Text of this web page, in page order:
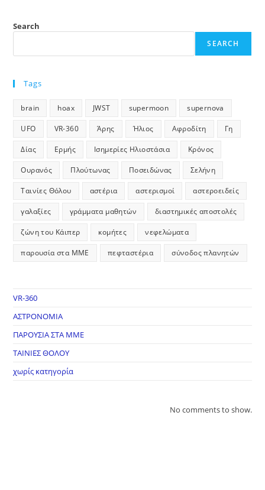
ΑΠΑΤΗ
Search
SEARCH
Tags
brain hoax JWST supermoon supernova
UFO VR-360 Άρης Ήλιος Αφροδίτη Γη
Δίας Ερμής Ισημερίες Ηλιοστάσια Κρόνος
Ουρανός Πλούτωνας Ποσειδώνας Σελήνη
Ταινίες Θόλου αστέρια αστερισμοί αστεροειδείς
γαλαξίες γράμματα μαθητών διαστημικές αποστολές
ζώνη του Κάιπερ κομήτες νεφελώματα
παρουσία στα ΜΜΕ πεφταστέρια σύνοδος πλανητών
VR-360
ΑΣΤΡΟΝΟΜΙΑ
ΠΑΡΟΥΣΙΑ ΣΤΑ ΜΜΕ
ΤΑΙΝΙΕΣ ΘΟΛΟΥ
χωρίς κατηγορία
No comments to show.